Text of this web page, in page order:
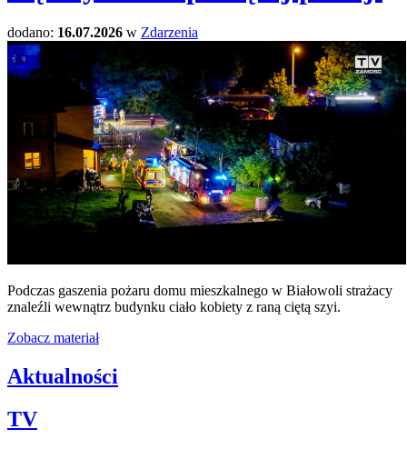
dodano: 16.07.2026 w Zdarzenia
Podczas gaszenia pożaru domu mieszkalnego w Białowoli strażacy
znaleźli wewnątrz budynku ciało kobiety z raną ciętą szyi.
Zobacz materiał
Aktualności
TV